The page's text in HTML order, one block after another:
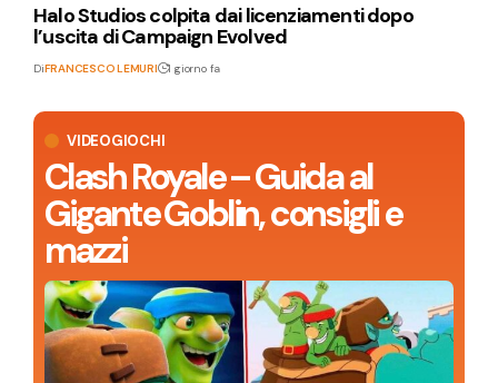
VIDEOGIOCHI
Clash Royale – Guida al
Gigante Goblin, consigli e
mazzi
Halo Studios colpita dai licenziamenti dopo
l’uscita di Campaign Evolved
DiFRANCESCO LEMURI 1 giorno fa